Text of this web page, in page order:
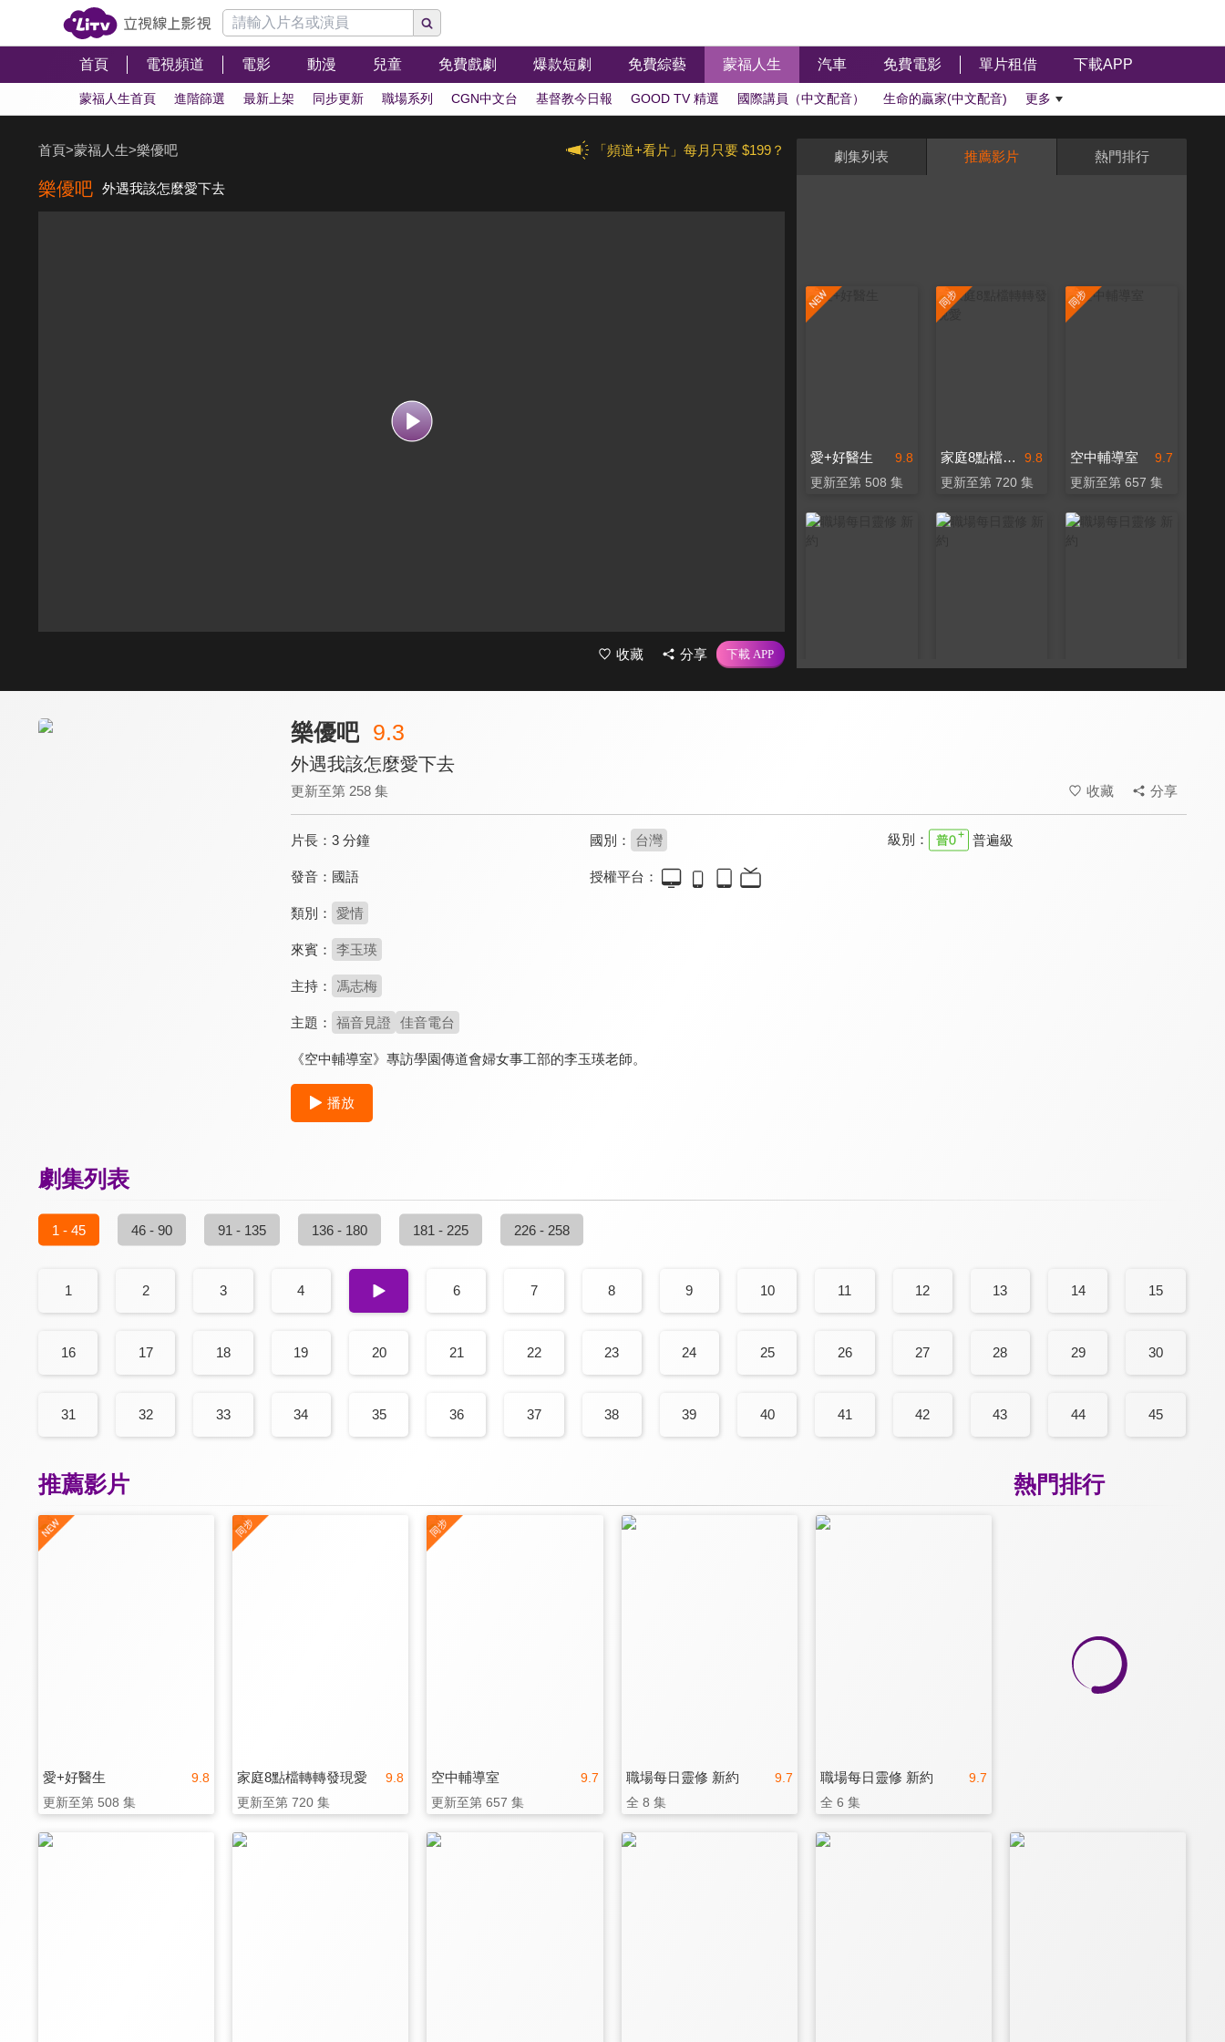
首頁 電視頻道 電影 動漫 兒童 免費戲劇 爆款短劇 免費綜藝 蒙福人生 汽車 免費電影 單片租借 下載APP
蒙福人生首頁 進階篩選 最新上架 同步更新 職場系列 CGN中文台 基督教今日報 GOOD TV 精選 國際講員（中文配音） 生命的贏家(中文配音) 更多
「頻道+看片」每月只要 $199？
首頁>蒙福人生>樂優吧
樂優吧 外遇我該怎麼愛下去
收藏 分享
劇集列表 推薦影片 熱門排行
9.8
愛+好醫生
更新至第 508 集
9.8
家庭8點檔轉轉發現愛
更新至第 720 集
9.7
空中輔導室
更新至第 657 集
樂優吧 9.3
外遇我該怎麼愛下去
更新至第 258 集 收藏 分享
片長： 3 分鐘 國別： 台灣 級別： 普遍級
發音： 國語 授權平台：
類別： 愛情
來賓： 李玉瑛
主持： 馮志梅
主題： 福音見證 佳音電台
《空中輔導室》專訪學園傳道會婦女事工部的李玉瑛老師。
播放
劇集列表
1 - 45 46 - 90 91 - 135 136 - 180 181 - 225 226 - 258
1 2 3 4 5 6 7 8 9 10 11 12 13 14 15
16 17 18 19 20 21 22 23 24 25 26 27 28 29 30
31 32 33 34 35 36 37 38 39 40 41 42 43 44 45
熱門排行
推薦影片
9.8
愛+好醫生
更新至第 508 集
9.8
家庭8點檔轉轉發現愛
更新至第 720 集
9.7
空中輔導室
更新至第 657 集
9.7
職場每日靈修 新約
全 8 集
9.7
職場每日靈修 新約
全 6 集